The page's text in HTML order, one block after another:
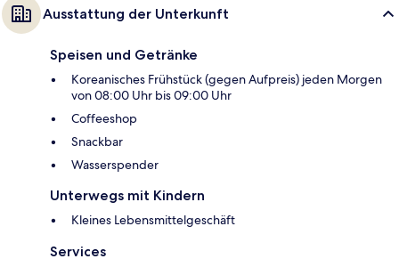
Ausstattung der Unterkunft
Speisen und Getränke
Koreanisches Frühstück (gegen Aufpreis) jeden Morgen
von 08:00 Uhr bis 09:00 Uhr
Coffeeshop
Snackbar
Wasserspender
Unterwegs mit Kindern
Kleines Lebensmittelgeschäft
Services